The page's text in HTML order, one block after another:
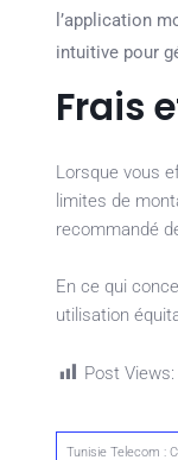
l’application
intuitive pour
Frais
Lorsque vous
limites de
recommandé
En ce qui
utilisation
Post Views:
Tunisie Telecom :